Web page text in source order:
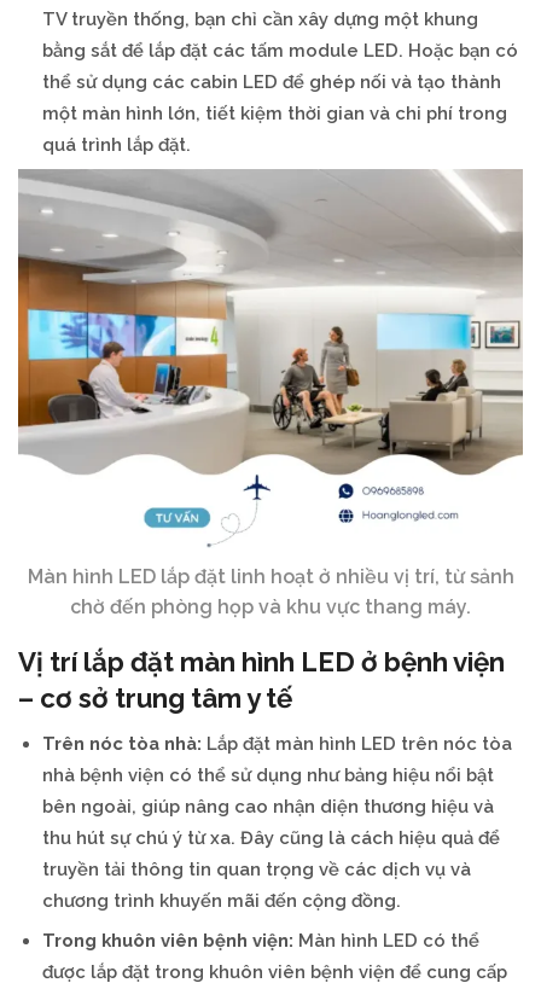
TV truyền thống, bạn chỉ cần xây dựng một khung
bằng sắt để lắp đặt các tấm module LED. Hoặc bạn có
thể sử dụng các cabin LED để ghép nối và tạo thành
một màn hình lớn, tiết kiệm thời gian và chi phí trong
quá trình lắp đặt.
Màn hình LED lắp đặt linh hoạt ở nhiều vị trí, từ sảnh
chờ đến phòng họp và khu vực thang máy.
Vị trí lắp đặt màn hình LED ở bệnh viện
– cơ sở trung tâm y tế
Trên nóc tòa nhà: Lắp đặt màn hình LED trên nóc tòa
nhà bệnh viện có thể sử dụng như bảng hiệu nổi bật
bên ngoài, giúp nâng cao nhận diện thương hiệu và
thu hút sự chú ý từ xa. Đây cũng là cách hiệu quả để
truyền tải thông tin quan trọng về các dịch vụ và
chương trình khuyến mãi đến cộng đồng.
Trong khuôn viên bệnh viện: Màn hình LED có thể
được lắp đặt trong khuôn viên bệnh viện để cung cấp